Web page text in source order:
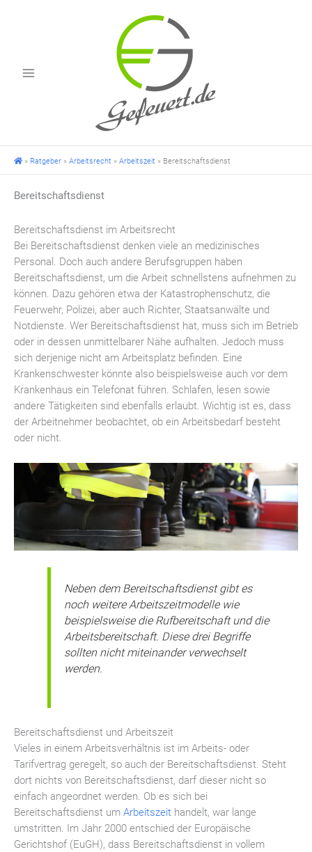
» Ratgeber » Arbeitsrecht » Arbeitszeit » Bereitschaftsdienst
Bereitschaftsdienst
Bereitschaftsdienst im Arbeitsrecht
Bei Bereitschaftsdienst denken viele an medizinisches
Personal. Doch auch andere Berufsgruppen haben
Bereitschaftsdienst, um die Arbeit schnellstens aufnehmen zu
können. Dazu gehören etwa der Katastrophenschutz, die
Feuerwehr, Polizei, aber auch Richter, Staatsanwälte und
Notdienste. Wer Bereitschaftsdienst hat, muss sich im Betrieb
oder in dessen unmittelbarer Nähe aufhalten. Jedoch muss
sich derjenige nicht am Arbeitsplatz befinden. Eine
Krankenschwester könnte also beispielsweise auch vor dem
Krankenhaus ein Telefonat führen. Schlafen, lesen sowie
andere Tätigkeiten sind ebenfalls erlaubt. Wichtig ist es, dass
der Arbeitnehmer beobachtet, ob ein Arbeitsbedarf besteht
oder nicht.
Neben dem Bereitschaftsdienst gibt es
noch weitere Arbeitszeitmodelle wie
beispielsweise die Rufbereitschaft und die
Arbeitsbereitschaft. Diese drei Begriffe
sollten nicht miteinander verwechselt
werden.
Bereitschaftsdienst und Arbeitszeit
Vieles in einem Arbeitsverhältnis ist im Arbeits- oder
Tarifvertrag geregelt, so auch der Bereitschaftsdienst. Steht
dort nichts von Bereitschaftsdienst, darf dieser nicht so
einfach angeordnet werden. Ob es sich bei
Bereitschaftsdienst um Arbeitszeit handelt, war lange
umstritten. Im Jahr 2000 entschied der Europäische
Gerichtshof (EuGH), dass Bereitschaftsdienst in vollem